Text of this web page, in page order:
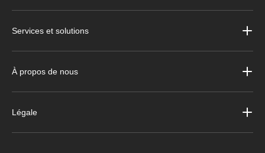
Services et solutions
À propos de nous
Légale